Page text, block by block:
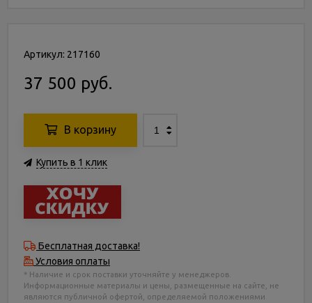
Артикул: 217160
37 500 руб.
В корзину
Купить в 1 клик
Бесплатная доставка!
Условия оплаты
* Наличие и срок поставки уточняйте у менеджеров.
Информационные материалы и цены, размещенные на сайте, не
являются публичной офертой, определяемой положениями